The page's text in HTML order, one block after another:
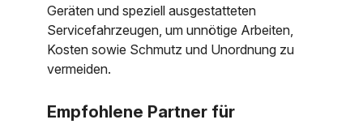
Geräten und speziell ausgestatteten
Servicefahrzeugen, um unnötige Arbeiten,
Kosten sowie Schmutz und Unordnung zu
vermeiden.
Empfohlene Partner für